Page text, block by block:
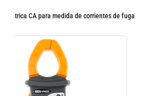
Pinza amperimétrica profesional CA